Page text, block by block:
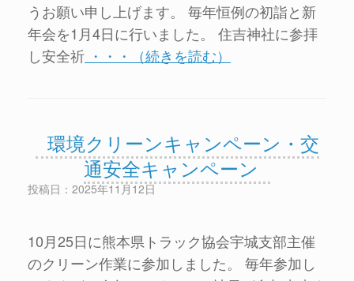
うお願い申し上げます。 毎年恒例の初詣と新
年会を1月4日に行いました。 住吉神社に参拝
し安全祈 ・・・（続きを読む）
環境クリーンキャンペーン・交
通安全キャンペーン
投稿日：2025年11月12日
10月25日に熊本県トラック協会宇城支部主催
のクリーン作業に参加しました。 毎年参加し